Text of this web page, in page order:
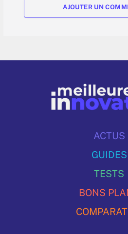
AJOUTER UN
ACTUS
GUIDES
TESTS
BONS